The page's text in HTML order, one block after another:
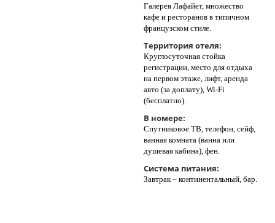
Галерея Лафайет, множество
кафе и ресторанов в типичном
французском стиле.
Территория отеля:
Круглосуточная стойка
регистрации, место для отдыха
на первом этаже, лифт, аренда
авто (за доплату), Wi-Fi
(бесплатно).
В номере:
Спутниковое ТВ, телефон, сейф,
ванная комната (ванна или
душевая кабина), фен.
Система питания:
Завтрак – континентальный, бар.